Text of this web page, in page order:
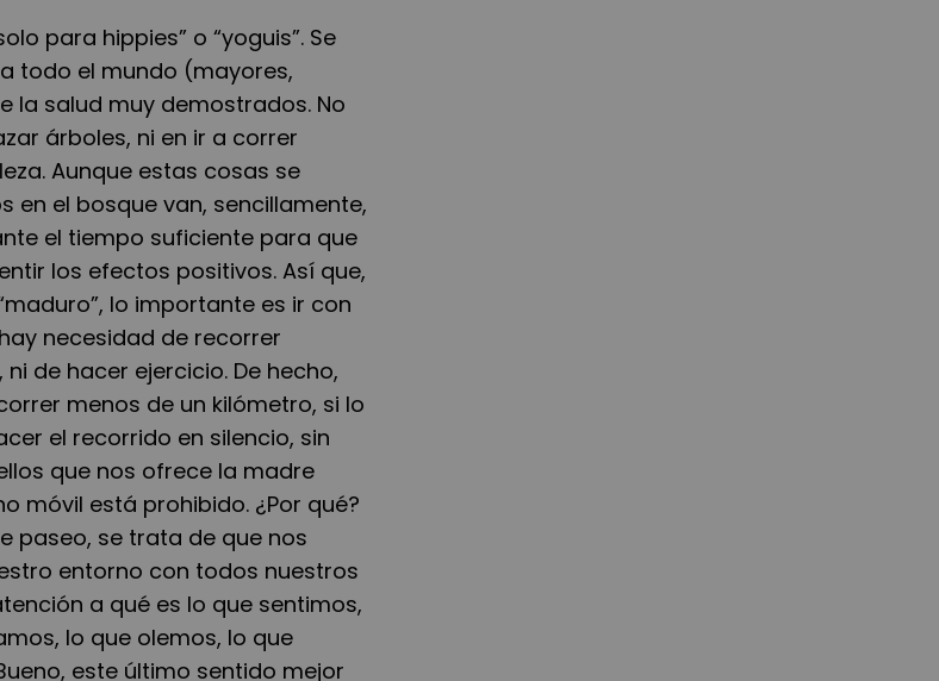
para hippies” o “yoguis”. Se
todo el mundo (mayores,
la salud muy demostrados. No
árboles, ni en ir a correr
Aunque estas cosas se
en el bosque van, sencillamente,
el tiempo suficiente para que
los efectos positivos. Así que,
lo importante es ir con
necesidad de recorrer
de hacer ejercicio. De hecho,
menos de un kilómetro, si lo
el recorrido en silencio, sin
que nos ofrece la madre
móvil está prohibido. ¿Por qué?
paseo, se trata de que nos
entorno con todos nuestros
a qué es lo que sentimos,
lo que olemos, lo que
este último sentido mejor